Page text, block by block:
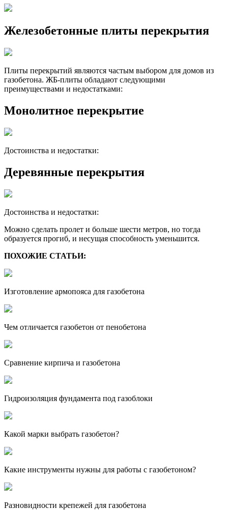
Железобетонные плиты перекрытия
Плиты перекрытий являются частым выбором для домов из
газобетона. ЖБ-плиты обладают следующими
преимуществами и недостатками:
Монолитное перекрытие
Достоинства и недостатки:
Деревянные перекрытия
Достоинства и недостатки:
Можно сделать пролет и больше шести метров, но тогда
образуется прогиб, и несущая способность уменьшится.
ПОХОЖИЕ СТАТЬИ:
Изготовление армопояса для газобетона
Чем отличается газобетон от пенобетона
Сравнение кирпича и газобетона
Гидроизоляция фундамента под газоблоки
Какой марки выбрать газобетон?
Какие инструменты нужны для работы с газобетоном?
Разновидности крепежей для газобетона